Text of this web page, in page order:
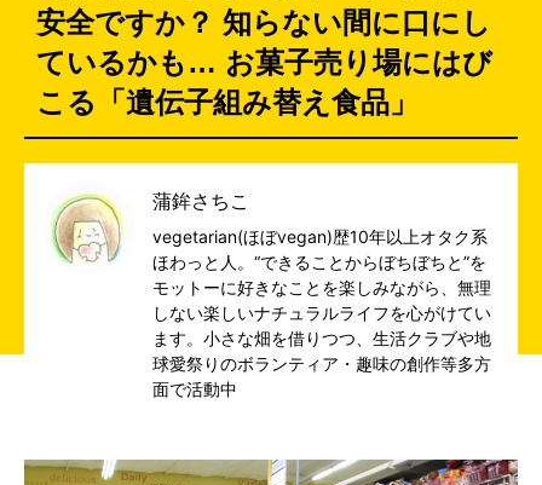
安全ですか？ 知らない間に口にし
ているかも… お菓子売り場にはび
こる「遺伝子組み替え食品」
蒲鉾さちこ
vegetarian(ほぼvegan)歴10年以上オタク系
ほわっと人。“できることからぼちぼちと”を
モットーに好きなことを楽しみながら、無理
しない楽しいナチュラルライフを心がけてい
ます。小さな畑を借りつつ、生活クラブや地
球愛祭りのボランティア・趣味の創作等多方
面で活動中